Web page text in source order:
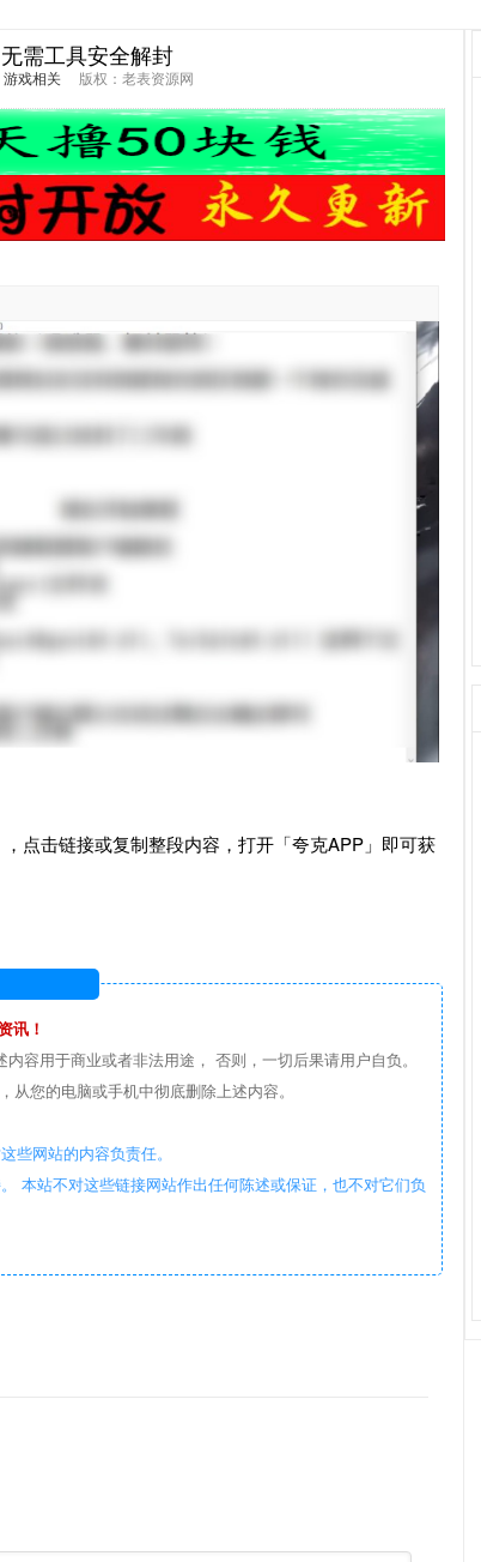
需工具安全解封
游戏相关 版权：老表资源网
点击链接或复制整段内容，打开「夸克APP」即可获
讯！
容用于商业或者非法用途， 否则，一切后果请用户自负。
您的电脑或手机中彻底删除上述内容。
些网站的内容负责任。
本站不对这些链接网站作出任何陈述或保证，也不对它们负